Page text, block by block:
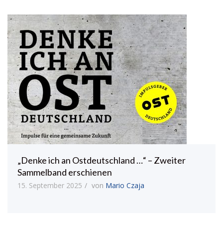
„Denke ich an Ostdeutschland …“ – Zweiter
Sammelband erschienen
15. September 2025 von Mario Czaja